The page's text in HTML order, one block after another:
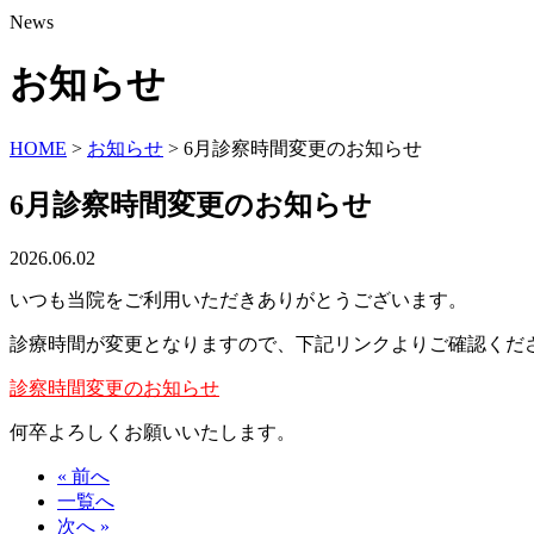
News
お知らせ
HOME > お知らせ > 6月診察時間変更のお知らせ
6月診察時間変更のお知らせ
2026.06.02
いつも当院をご利用いただきありがとうございます。
診療時間が変更となりますので、下記リンクよりご確認くだ
診察時間変更のお知らせ
何卒よろしくお願いいたします。
« 前へ
一覧へ
次へ »